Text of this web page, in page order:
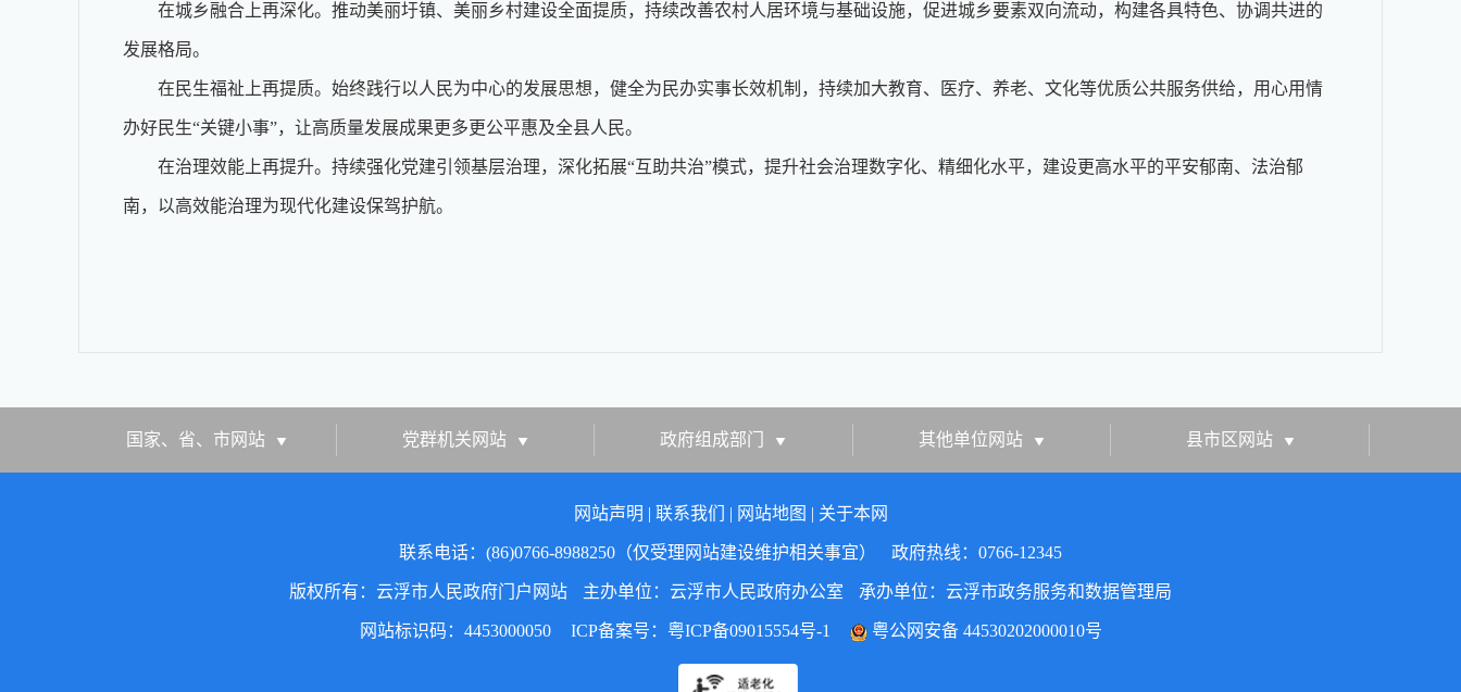
在城乡融合上再深化。推动美丽圩镇、美丽乡村建设全面提质，持续改善农村人居环境与基础设施，促进城乡要素双向流动，构建各具特色、协调共进的
发展格局。
在民生福祉上再提质。始终践行以人民为中心的发展思想，健全为民办实事长效机制，持续加大教育、医疗、养老、文化等优质公共服务供给，用心用情
办好民生“关键小事”，让高质量发展成果更多更公平惠及全县人民。
在治理效能上再提升。持续强化党建引领基层治理，深化拓展“互助共治”模式，提升社会治理数字化、精细化水平，建设更高水平的平安郁南、法治郁
南，以高效能治理为现代化建设保驾护航。
国家、省、市网站 党群机关网站 政府组成部门 其他单位网站 县市区网站
网站声明 | 联系我们 | 网站地图 | 关于本网
联系电话：(86)0766-8988250（仅受理网站建设维护相关事宜） 政府热线：0766-12345
版权所有：云浮市人民政府门户网站 主办单位：云浮市人民政府办公室 承办单位：云浮市政务服务和数据管理局
网站标识码：4453000050 ICP备案号： 粤ICP备09015554号-1 粤公网安备 44530202000010号